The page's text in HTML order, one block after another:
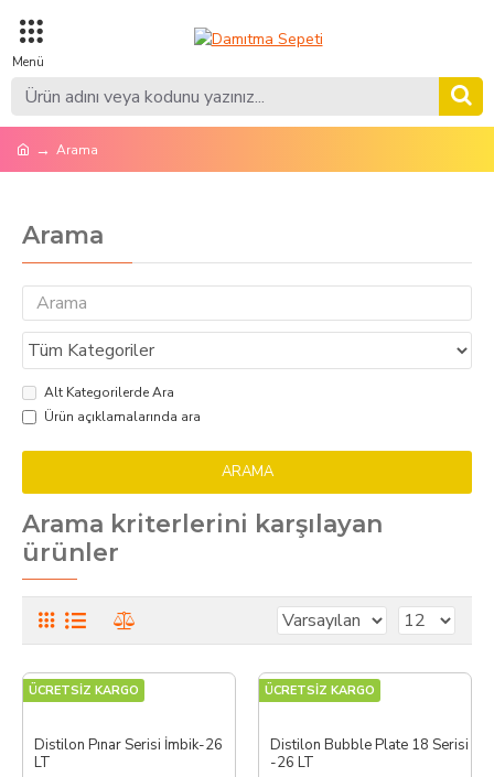
Arama
Arama
Alt Kategorilerde Ara
Ürün açıklamalarında ara
ARAMA
Arama kriterlerini karşılayan
ürünler
ÜCRETSİZ KARGO
Distilon Pınar Serisi İmbik-26
LT
ÜCRETSİZ KARGO
Distilon Bubble Plate 18 Serisi
-26 LT